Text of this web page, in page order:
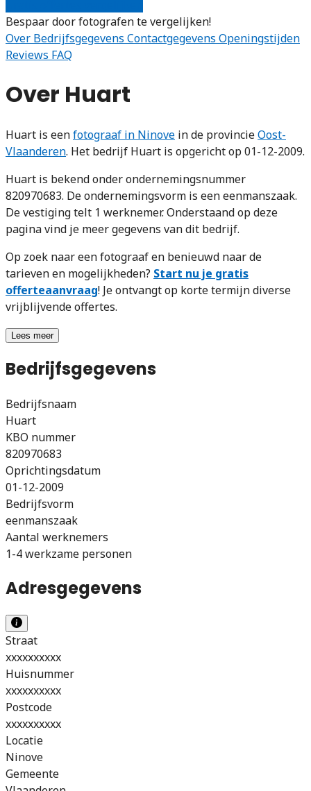
Bespaar door fotografen te vergelijken!
Over Bedrijfsgegevens Contactgegevens Openingstijden
Reviews FAQ
Over Huart
Huart is eenfotograaf in Ninove in de provincieOost-
Vlaanderen. Het bedrijf Huart is opgericht op 01-12-2009.
Huart is bekend onder ondernemingsnummer
820970683. De ondernemingsvorm is een eenmanszaak.
De vestiging telt 1 werknemer. Onderstaand op deze
pagina vind je meer gegevens van dit bedrijf.
Op zoek naar een fotograaf en benieuwd naar de
tarieven en mogelijkheden? Start nu je gratis
offerteaanvraag! Je ontvangt op korte termijn diverse
vrijblijvende offertes.
Lees meer
Bedrijfsgegevens
Bedrijfsnaam
Huart
KBO nummer
820970683
Oprichtingsdatum
01-12-2009
Bedrijfsvorm
eenmanszaak
Aantal werknemers
1-4 werkzame personen
Adresgegevens
Straat
xxxxxxxxxx
Huisnummer
xxxxxxxxxx
Postcode
xxxxxxxxxx
Locatie
Ninove
Gemeente